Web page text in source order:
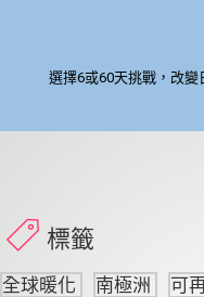
選擇6或60天挑戰，改
標籤
全球暖化 南極洲 可